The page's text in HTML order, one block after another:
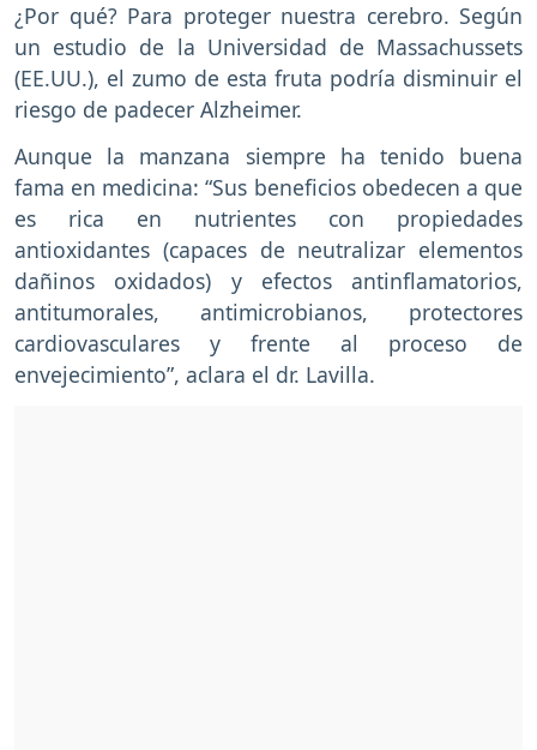
¿Por qué? Para proteger nuestra cerebro. Según
un estudio de la Universidad de Massachussets
(EE.UU.), el zumo de esta fruta podría disminuir el
riesgo de padecer Alzheimer.
Aunque la manzana siempre ha tenido buena
fama en medicina: “Sus beneficios obedecen a que
es rica en nutrientes con propiedades
antioxidantes (capaces de neutralizar elementos
dañinos oxidados) y efectos antinflamatorios,
antitumorales, antimicrobianos, protectores
cardiovasculares y frente al proceso de
envejecimiento”, aclara el dr. Lavilla.